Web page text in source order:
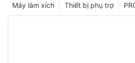
Thiết bị phụ trợ
Máy làm xích